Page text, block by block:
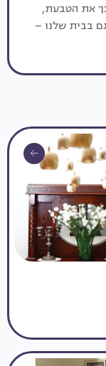
את הטבעת,
בבית שלנו –
שנקרא